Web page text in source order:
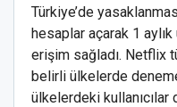
Türkiye’de
hesaplar açarak 1
erişim sağladı. Netflix
belirli ülkelerde
ülkelerdeki